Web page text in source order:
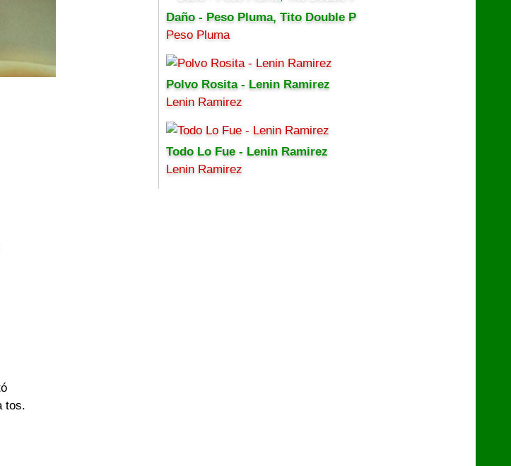
tos.
Daño - Peso Pluma, Tito Double P
Peso Pluma
Polvo Rosita - Lenin Ramirez
Lenin Ramirez
Todo Lo Fue - Lenin Ramirez
Lenin Ramirez